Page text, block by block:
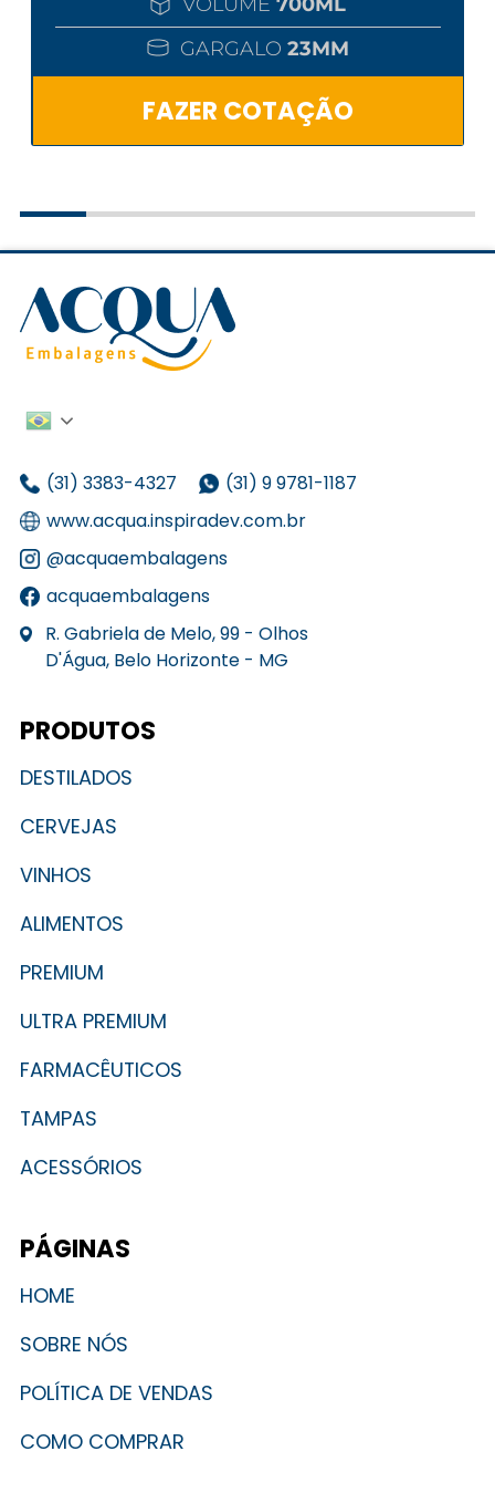
GARGALO 23MM
FAZER COTAÇÃO
(31) 3383-4327
(31) 9 9781-1187
www.acqua.inspiradev.com.br
@acquaembalagens
acquaembalagens
R. Gabriela de Melo, 99 - Olhos
D'Água, Belo Horizonte - MG
PRODUTOS
DESTILADOS
CERVEJAS
VINHOS
ALIMENTOS
PREMIUM
ULTRA PREMIUM
FARMACÊUTICOS
TAMPAS
ACESSÓRIOS
PÁGINAS
HOME
SOBRE NÓS
POLÍTICA DE VENDAS
COMO COMPRAR